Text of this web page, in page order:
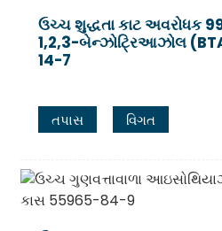
ઉચ્ચ શુદ્ધતા કાટ અવરોધક
1,2,3-બેન્ઝોટ્રિઆઝોલ
14-7
તપાસ વિગત